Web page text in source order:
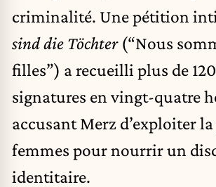
criminalité. Une pétition
sind die Töchter(“Nous
filles”) a recueilli plus de
signatures en vingt-quatre
accusant Merz d’exploiter
femmes pour nourrir un
identitaire.